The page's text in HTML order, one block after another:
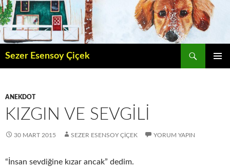
İçeriğe
atla
Sezer Esensoy Çiçek
ANEKDOT
KIZGIN VE SEVGILI
30 MART 2015 SEZER ESENSOY ÇIÇEK YORUM YAPIN
“İnsan sevdiğine kızar ancak” dedim.